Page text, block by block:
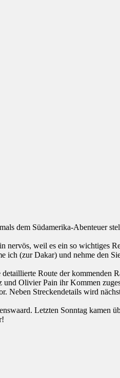
dem Südamerika-Abenteuer
weil es ein so wichtiges
ich (zur Dakar) und nehme den
Route der kommenden
Olivier Pain ihr Kommen
Neben Streckendetails wird
Letzten Sonntag kamen